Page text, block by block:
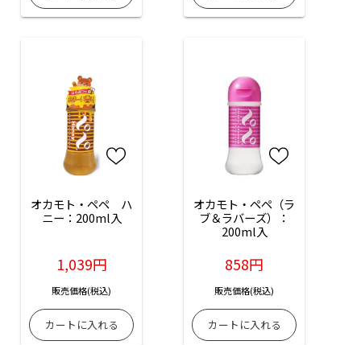
オカモト・ペペ　ハ
ニー：200ml入
1,039円
販売価格(税込)
オカモト・ペペ（ラ
ブ＆ラバーズ）：
200ml入
858円
販売価格(税込)